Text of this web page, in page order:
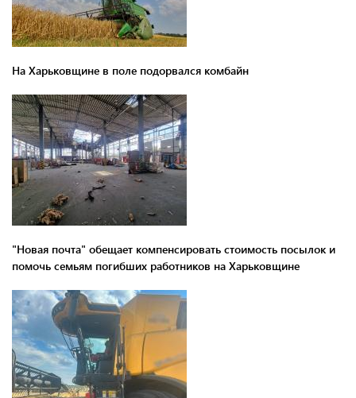
На Харьковщине в поле подорвался комбайн
"Новая почта" обещает компенсировать стоимость посылок и
помочь семьям погибших работников на Харьковщине